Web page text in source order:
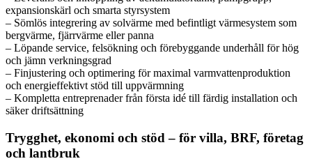
expansionskärl och smarta styrsystem
– Sömlös integrering av solvärme med befintligt värmesystem som
bergvärme, fjärrvärme eller panna
– Löpande service, felsökning och förebyggande underhåll för hög
och jämn verkningsgrad
– Finjustering och optimering för maximal varmvattenproduktion
och energieffektivt stöd till uppvärmning
– Kompletta entreprenader från första idé till färdig installation och
säker driftsättning
Trygghet, ekonomi och stöd – för villa, BRF, företag
och lantbruk